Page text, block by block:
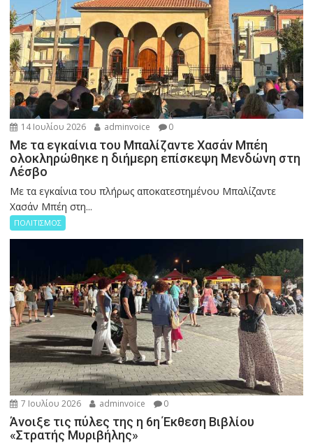
14 Ιουλίου 2026 adminvoice 0
Με τα εγκαίνια του Μπαλίζαντε Χασάν Μπέη
ολοκληρώθηκε η διήμερη επίσκεψη Μενδώνη στη
Λέσβο
Με τα εγκαίνια του πλήρως αποκατεστημένου Μπαλίζαντε
Χασάν Μπέη στη...
ΠΟΛΙΤΙΣΜΟΣ
7 Ιουλίου 2026 adminvoice 0
Άνοιξε τις πύλες της η 6η Έκθεση Βιβλίου
«Στρατής Μυριβήλης»